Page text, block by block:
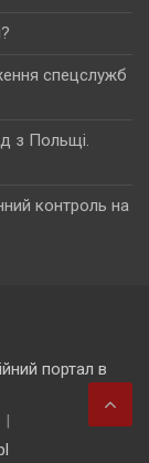
спецслужб
з Польщі.
контроль на
портал в